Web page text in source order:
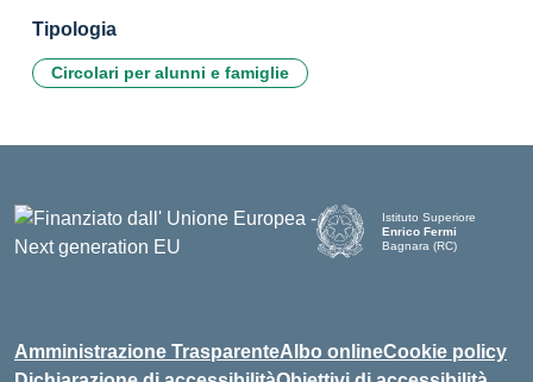
Tipologia
Circolari per alunni e famiglie
Istituto Superiore
Enrico Fermi
Bagnara (RC)
Amministrazione TrasparenteAlbo onlineCookie policy